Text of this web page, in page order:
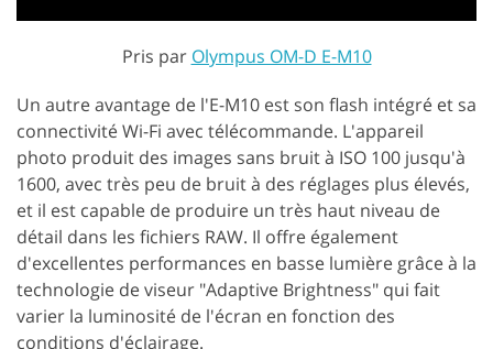
Pris par Olympus OM-D E-M10
Un autre avantage de l'E-M10 est son flash intégré et sa
connectivité Wi-Fi avec télécommande. L'appareil
photo produit des images sans bruit à ISO 100 jusqu'à
1600, avec très peu de bruit à des réglages plus élevés,
et il est capable de produire un très haut niveau de
détail dans les fichiers RAW. Il offre également
d'excellentes performances en basse lumière grâce à la
technologie de viseur "Adaptive Brightness" qui fait
varier la luminosité de l'écran en fonction des
conditions d'éclairage.